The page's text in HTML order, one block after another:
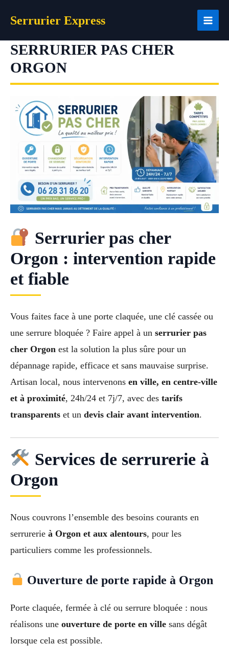
Serrurier Express
SERRURIER PAS CHER
ORGON
Serrurier pas cher
Orgon : intervention rapide
et fiable
Vous faites face à une porte claquée, une clé cassée ou
une serrure bloquée ? Faire appel à un serrurier pas
cher Orgon est la solution la plus sûre pour un
dépannage rapide, efficace et sans mauvaise surprise.
Artisan local, nous intervenons en ville, en centre-ville
et à proximité, 24h/24 et 7j/7, avec des tarifs
transparents et un devis clair avant intervention.
Services de serrurerie à
Orgon
Nous couvrons l’ensemble des besoins courants en
serrurerie à Orgon et aux alentours, pour les
particuliers comme les professionnels.
Ouverture de porte rapide à Orgon
Porte claquée, fermée à clé ou serrure bloquée : nous
réalisons une ouverture de porte en ville sans dégât
lorsque cela est possible.